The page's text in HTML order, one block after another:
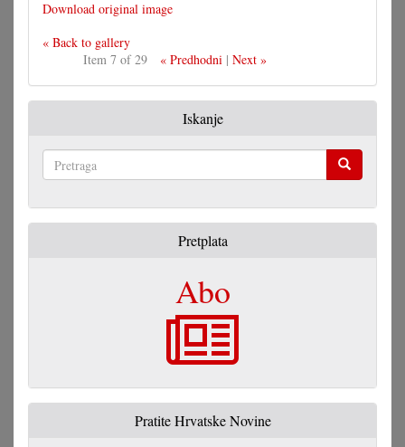
Download original image
« Back to gallery
Item 7 of 29
« Predhodni| Next »
Iskanje
Pretplata
Abo
Pratite Hrvatske Novine